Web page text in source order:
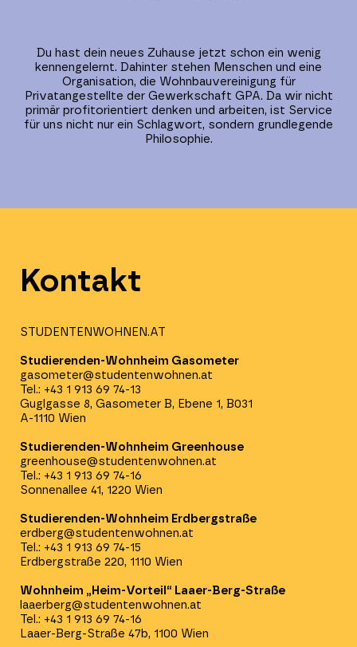
Du hast dein neues Zuhause jetzt schon ein wenig
kennengelernt. Dahinter stehen Menschen und eine
Organisation, die Wohnbauvereinigung für
Privatangestellte der Gewerkschaft GPA. Da wir nicht
primär profitorientiert denken und arbeiten, ist Service
für uns nicht nur ein Schlagwort, sondern grundlegende
Philosophie.
Kontakt
STUDENTENWOHNEN.AT
Studierenden-Wohnheim Gasometer
gasometer@studentenwohnen.at
Tel.: +43 1 913 69 74-13
Guglgasse 8, Gasometer B, Ebene 1, B031
A-1110 Wien
Studierenden-Wohnheim Greenhouse
greenhouse@studentenwohnen.at
Tel.: +43 1 913 69 74-16
Sonnenallee 41, 1220 Wien
Studierenden-Wohnheim Erdbergstraße
erdberg@studentenwohnen.at
Tel.: +43 1 913 69 74-15
Erdbergstraße 220, 1110 Wien
Wohnheim „Heim-Vorteil“ Laaer-Berg-Straße
laaerberg@studentenwohnen.at
Tel.: +43 1 913 69 74-16
Laaer-Berg-Straße 47b, 1100 Wien